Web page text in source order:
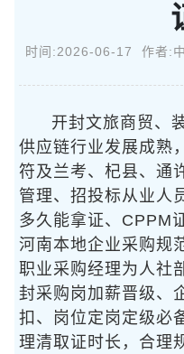
时间:2026-06-17 作者:
开封文旅商贸、
供应链行业发展成熟
符及兰考、杞县、通
管理、招投标从业人
多久能拿证、CPPM
河南本地企业采购规
职业采购经理为人社
封采购岗加薪晋级、
扣、岗位定岗定级必
理清取证时长，合理